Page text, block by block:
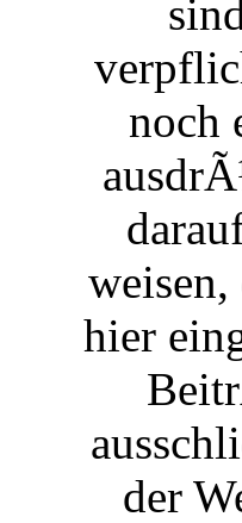
noch
weisen,
hier
der